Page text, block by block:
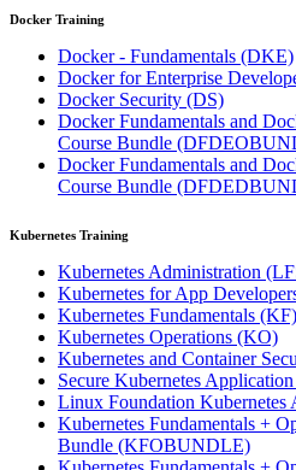
Docker Training
Docker - Fundamentals (DKE)
Docker for Enterprise
Docker Security (DS)
Docker Fundamentals and
Course Bundle
Docker Fundamentals and
Course Bundle
Kubernetes Training
Kubernetes Administration
Kubernetes for App
Kubernetes Fundamentals (KF)
Kubernetes Operations (KO)
Kubernetes and Container
Secure Kubernetes
Linux Foundation Kubernetes
Kubernetes Fundamentals +
Bundle (KFOBUNDLE)